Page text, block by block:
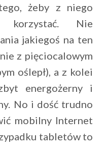
żeby z niego
korzystać. Nie
jakiegoś na ten
z pięciocalowym
oślepł), a z kolei
energożerny i
No i dość trudno
mobilny Internet
tabletów to